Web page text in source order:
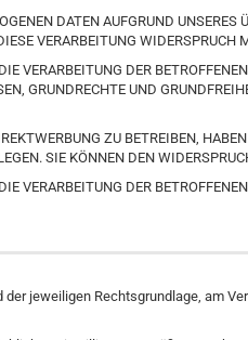
DATEN AUFGRUND
VERARBEITUNG
VERARBEITUNG DER
GRUNDRECHTE UND
ZU BETREIBEN,
SIE KÖNNEN DEN
VERARBEITUNG DER
jeweiligen Rechtsgrundlage,